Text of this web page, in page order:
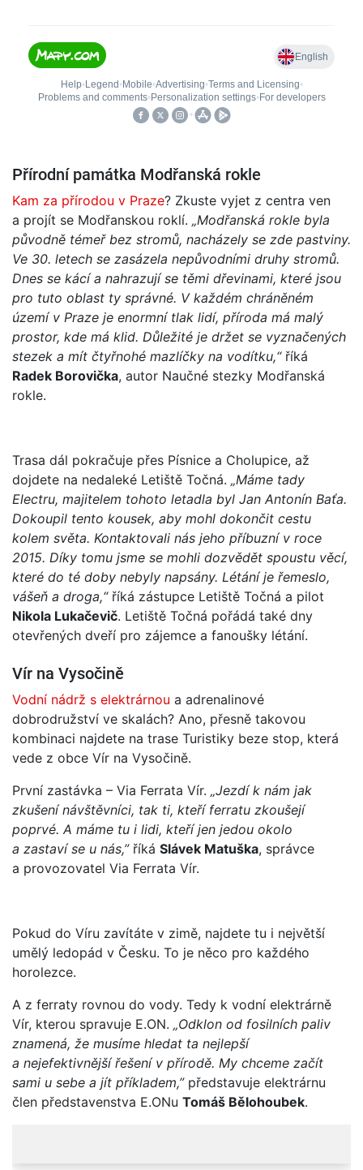
Přírodní památka Modřanská rokle
Kam za přírodou v Praze? Zkuste vyjet z centra ven
a projít se Modřanskou roklí. „Modřanská rokle byla
původně témeř bez stromů, nacházely se zde pastviny.
Ve 30. letech se zasázela nepůvodními druhy stromů.
Dnes se kácí a nahrazují se těmi dřevinami, které jsou
pro tuto oblast ty správné. V každém chráněném
území v Praze je enormní tlak lidí, příroda má malý
prostor, kde má klid. Důležité je držet se vyznačených
stezek a mít čtyřnohé mazlíčky na vodítku,“říká
Radek Borovička, autor Naučné stezky Modřanská
rokle.
Trasa dál pokračuje přes Písnice a Cholupice, až
dojdete na nedaleké Letiště Točná. „Máme tady
Electru, majitelem tohoto letadla byl Jan Antonín Baťa.
Dokoupil tento kousek, aby mohl dokončit cestu
kolem světa. Kontaktovali nás jeho příbuzní v roce
2015. Díky tomu jsme se mohli dozvědět spoustu věcí,
které do té doby nebyly napsány. Létání je řemeslo,
vášeň a droga,“ říká zástupce Letiště Točná a pilot
Nikola Lukačevič. Letiště Točná pořádá také dny
otevřených dveří pro zájemce a fanoušky létání.
Vír na Vysočině
Vodní nádrž s elektrárnou a adrenalinové
dobrodružství ve skalách? Ano, přesně takovou
kombinaci najdete na trase Turistiky beze stop, která
vede z obce Vír na Vysočině.
První zastávka – Via Ferrata Vír. „Jezdí k nám jak
zkušení návštěvníci, tak ti, kteří ferratu zkoušejí
poprvé. A máme tu i lidi, kteří jen jedou okolo
a zastaví se u nás,” říká Slávek Matuška, správce
a provozovatel Via Ferrata Vír.
Pokud do Víru zavítáte v zimě, najdete tu i největší
umělý ledopád v Česku. To je něco pro každého
horolezce.
A z ferraty rovnou do vody. Tedy k vodní elektrárně
Vír, kterou spravuje E.ON. „Odklon od fosilních paliv
znamená, že musíme hledat ta nejlepší
a nejefektivnější řešení v přírodě. My chceme začít
sami u sebe a jít příkladem,”představuje elektrárnu
člen představenstva E.ONu Tomáš Bělohoubek.